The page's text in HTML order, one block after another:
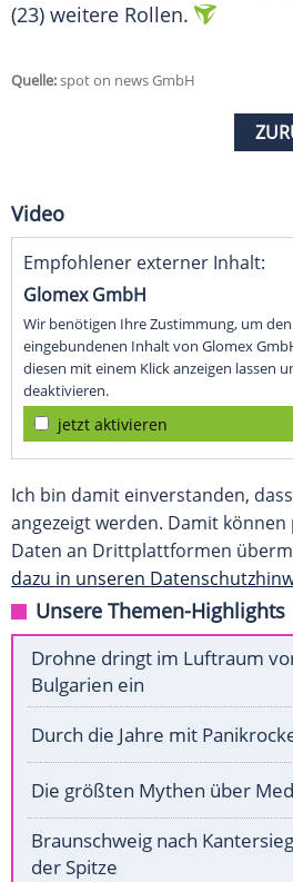
(23) weitere Rollen.
Quelle:spot on news GmbH
Video
Empfohlener externer Inhalt:
Glomex GmbH
Wir benötigen Ihre Zustimmung, um
eingebundenen Inhalt von Glomex
diesen mit einem Klick anzeigen lassen
deaktivieren.
jetzt aktivieren
Ich bin damit einverstanden,
angezeigt werden. Damit
Daten an Drittplattformen
dazu in unseren
Unsere Themen-Highlights
Drohne dringt im Luftraum
Bulgarien ein
Durch die Jahre mit
Die größten Mythen über
Braunschweig nach
der Spitze